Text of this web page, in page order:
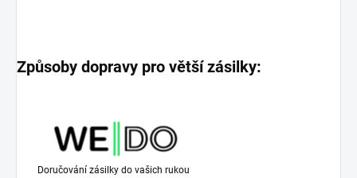
Způsoby dopravy pro větší zásilky:
Doručování zásilky do vašich rukou